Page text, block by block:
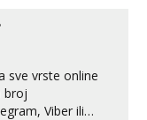
štikle,
sve vrste online
broj
Viber ili